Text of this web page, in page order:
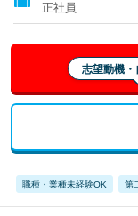
正社員
志望動機
職種・業種未経験OK 第